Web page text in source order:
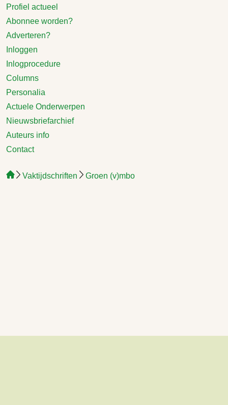
Profiel actueel
Abonnee worden?
Adverteren?
Inloggen
Inlogprocedure
Columns
Personalia
Actuele Onderwerpen
Nieuwsbriefarchief
Auteurs info
Contact
Vaktijdschriften Groen (v)mbo